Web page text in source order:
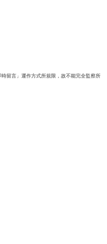
留言」運作方式所規限，故不能完全監察所